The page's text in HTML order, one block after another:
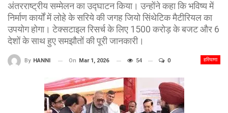
अंतरराष्ट्रीय सम्मेलन का उद्घाटन किया। उन्होंने कहा कि भविष्य में
निर्माण कार्यों में लोहे के सरिये की जगह जियो सिंथेटिक मैटीरियल का
उपयोग होगा। टेक्सटाइल रिसर्च के लिए 1500 करोड़ के बजट और 6
देशों के साथ हुए समझौतों की पूरी जानकारी।
हरियाणा
By HANNI On Mar 1, 2026 54 0